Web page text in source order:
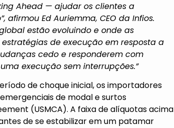
Ahead — ajudar os clientes a
Ed Auriemma, CEO da Infios.
estão evoluindo e onde as
de execução em resposta a
cedo e responderem com
execução sem interrupções.”
de choque inicial, os importadores
de modal e surtos
(USMCA). A faixa de alíquotas acima
de se estabilizar em um patamar